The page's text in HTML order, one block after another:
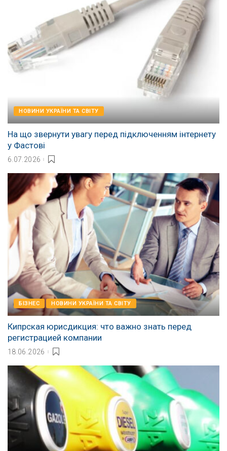
НОВИНИ УКРАЇНИ ТА СВІТУ
На що звернути увагу перед підключенням інтернету
у Фастові
6.07.2026
БІЗНЕС НОВИНИ УКРАЇНИ ТА СВІТУ
Кипрская юрисдикция: что важно знать перед
регистрацией компании
18.06.2026